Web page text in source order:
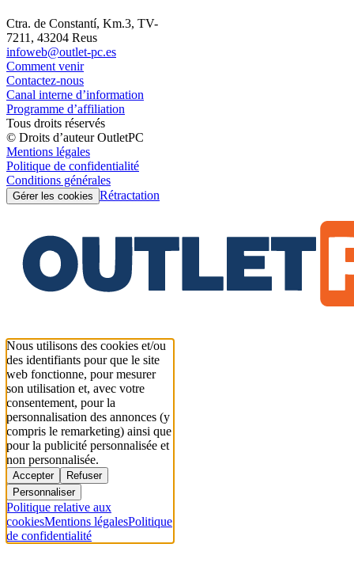
Ctra. de Constantí, Km.3, TV-
7211, 43204 Reus
infoweb@outlet-pc.es
Comment venir
Contactez-nous
Canal interne d’information
Programme d’affiliation
Tous droits réservés
© Droits d’auteur OutletPC
Mentions légales
Politique de confidentialité
Conditions générales
Gérer les cookies Rétractation
Nous utilisons des cookies et/ou
des identifiants pour que le site
web fonctionne, pour mesurer
son utilisation et, avec votre
consentement, pour la
personnalisation des annonces (y
compris le remarketing) ainsi que
pour la publicité personnalisée et
non personnalisée.
Accepter
Refuser
Personnaliser
Politique relative aux
cookiesMentions légalesPolitique
de confidentialité